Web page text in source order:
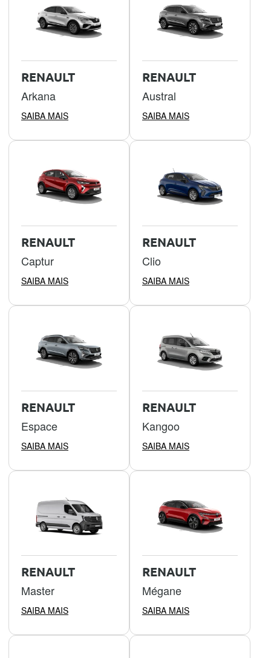
RENAULT
Arkana
SAIBA MAIS
RENAULT
Austral
SAIBA MAIS
RENAULT
Captur
SAIBA MAIS
RENAULT
Clio
SAIBA MAIS
RENAULT
Espace
SAIBA MAIS
RENAULT
Kangoo
SAIBA MAIS
RENAULT
Master
SAIBA MAIS
RENAULT
Mégane
SAIBA MAIS